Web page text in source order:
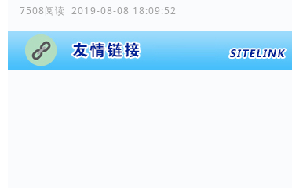
7508阅读 2019-08-08 18:09:52